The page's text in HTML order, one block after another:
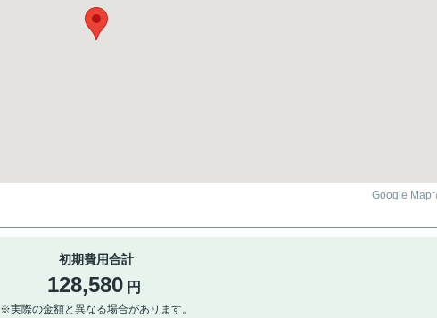
Google Map
初期費用合計
128,580 円
※実際の金額と異なる場合があります。